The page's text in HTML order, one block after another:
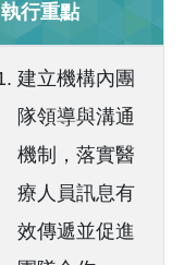
執行重點
建立機構內團
隊領導與溝通
機制，落實醫
療人員訊息有
效傳遞並促進